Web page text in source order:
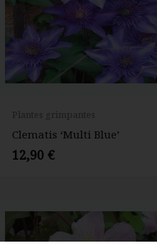
Plantes grimpantes
Clematis ‘Multi Blue’
12,90 €